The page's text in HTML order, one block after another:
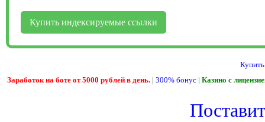
Купить индексируемые ссылки
Заработок на боте от 5000 рублей в день. | 300% бонус | Казино с